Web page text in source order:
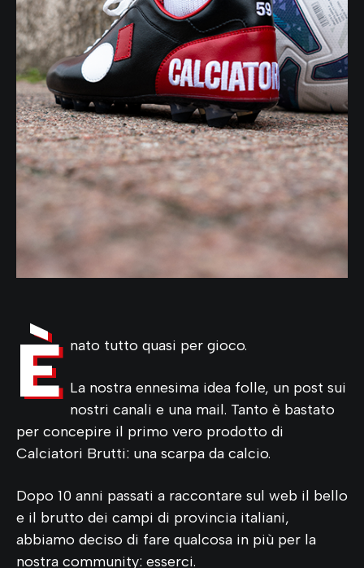
È nato tutto quasi per gioco.
La nostra ennesima idea folle, un post sui
nostri canali e una mail. Tanto è bastato
per concepire il primo vero prodotto di
Calciatori Brutti: una scarpa da calcio.
Dopo 10 anni passati a raccontare sul web il bello
e il brutto dei campi di provincia italiani,
abbiamo deciso di fare qualcosa in più per la
nostra community: esserci.